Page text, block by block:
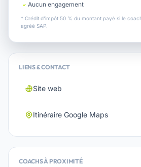
Aucun engagement
* Crédit d'impôt 50 % du montant payé si le
agréé SAP.
LIENS & CONTACT
Site web
Itinéraire Google Maps
COACHS À PROXIMITÉ